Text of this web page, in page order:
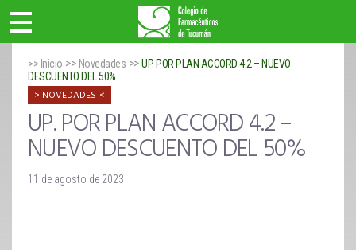
>> Inicio >> Novedades >>UP. POR PLAN ACCORD 4.2 – NUEVO
DESCUENTO DEL 50%
NOVEDADES
UP. POR PLAN ACCORD 4.2 –
NUEVO DESCUENTO DEL 50%
11 de agosto de 2023